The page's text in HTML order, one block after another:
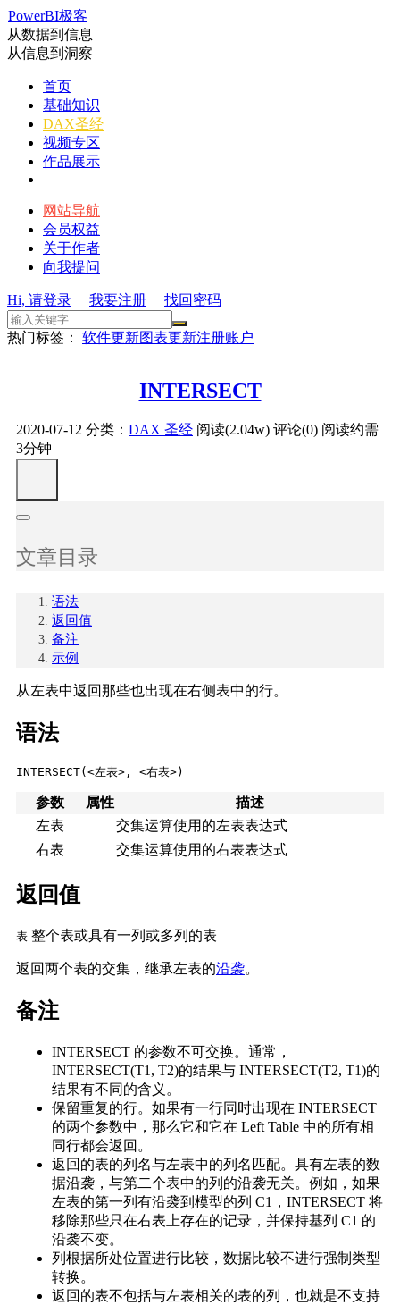
PowerBI极客
从数据到信息
从信息到洞察
首页
基础知识
DAX圣经
视频专区
作品展示
网站导航
会员权益
关于作者
向我提问
Hi, 请登录 我要注册 找回密码
热门标签： 软件更新图表更新注册账户
INTERSECT
2020-07-12 分类： DAX 圣经 阅读(2.04w) 评论(0) 阅读约需
3分钟
文章目录
语法
返回值
备注
示例
从左表中返回那些也出现在右侧表中的行。
语法
INTERSECT(<左表>, <右表>)
参数 属性
描述
左表
交集运算使用的左表表达式
右表
交集运算使用的右表表达式
返回值
表 整个表或具有一列或多列的表
返回两个表的交集，继承左表的沿袭。
备注
INTERSECT 的参数不可交换。 通常，
INTERSECT(T1, T2)的结果与 INTERSECT(T2, T1)的
结果有不同的含义。
保留重复的行。 如果有一行同时出现在 INTERSECT
的两个参数中，那么它和它在 Left Table 中的所有相
同行都会返回。
返回的表的列名与左表中的列名匹配。 具有左表的数
据沿袭，与第二个表中的列的沿袭无关。 例如，如果
左表的第一列有沿袭到模型的列 C1，INTERSECT 将
移除那些只在右表上存在的记录，并保持基列 C1 的
沿袭不变。
列根据所处位置进行比较，数据比较不进行强制类型
转换。
返回的表不包括与左表相关的表的列，也就是不支持